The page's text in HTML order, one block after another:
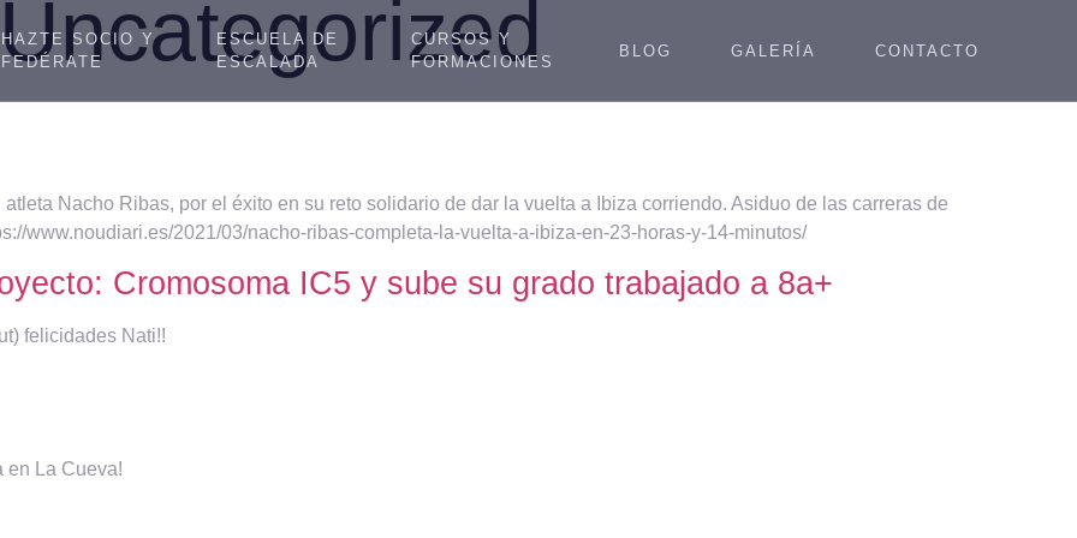
HAZTE SOCIO Y
FEDÉRATE
ESCUELA DE
ESCALADA
CURSOS Y
FORMACIONES
BLOG GALERÍA CONTACTO
Uncategorized
Nacho Ribas, por el éxito en su reto solidario de dar la vuelta a Ibiza corriendo. Asiduo de las carreras de
www.noudiari.es/2021/03/nacho-ribas-completa-la-vuelta-a-ibiza-en-23-horas-y-14-minutos/
Cromosoma IC5 y sube su grado trabajado a 8a+
felicidades Nati!!
en La Cueva!